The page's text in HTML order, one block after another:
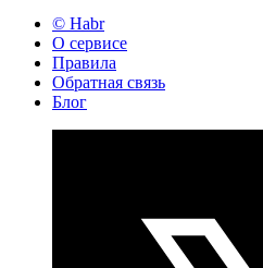
© Habr
О сервисе
Правила
Обратная связь
Блог